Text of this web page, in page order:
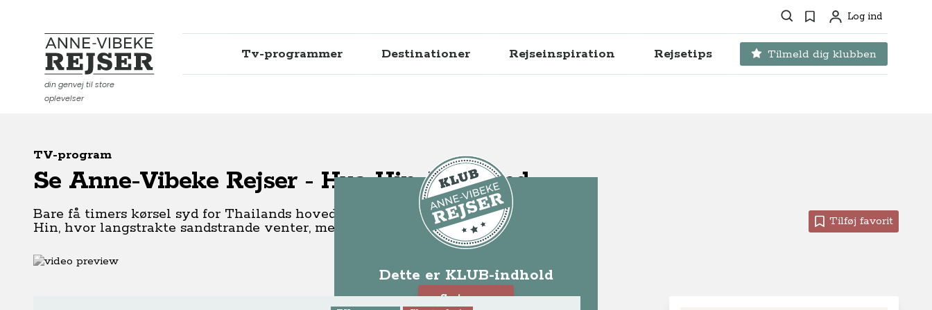
Søg Favoritter
ProfilLog ind
Anne-Vibeke Rejser
din genvej til store
oplevelser
Tv-programmer Destinationer Rejseinspiration Rejsetips Tilmeld dig klubben
TV-program
Se Anne-Vibeke Rejser - Hua Hin, Thailand
Bare få timers kørsel syd for Thailands hovedstad Bangkok ligger ferieparadiset Hua
Hin, hvor langstrakte sandstrande venter, men også masser af oplevelser.
Tilføj favorit
Dette er KLUB-indhold
Se teaser